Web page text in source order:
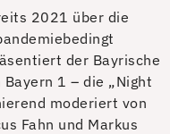
2021 über die
der Bayrische
1 – die „Night
moderiert von
Fahn und Markus